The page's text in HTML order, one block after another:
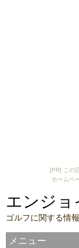
[PR] この
ホームペ
エンジョ
ゴルフに関する情
メニュー